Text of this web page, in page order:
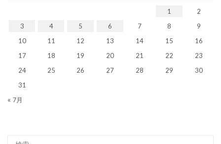
1
2
3
4 5 6 7 8
9
10
11 12 13 14 15
16
17
18 19 20 21 22
23
24
25 26 27 28 29
30
31
« 7月